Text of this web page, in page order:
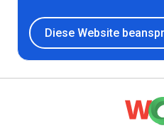
Diese Website